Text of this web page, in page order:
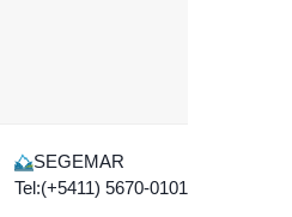
SEGEMAR
Tel:(+5411) 5670-0101